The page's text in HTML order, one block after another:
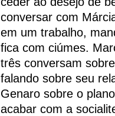
conversar com
em um trabalho,
fica com ciúmes.
três conversam
falando sobre seu
Genaro sobre o
acabar com a